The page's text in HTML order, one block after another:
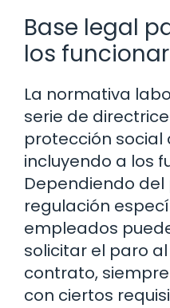
Base legal
los
La normativa
serie de
protección
incluyendo a los
Dependiendo del
regulación
empleados
solicitar el paro
contrato,
con ciertos